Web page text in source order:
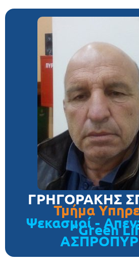
ΓΡΗΓΟΡΑΚΗΣ
Τμήμα
Ψεκασμοί -
"Green